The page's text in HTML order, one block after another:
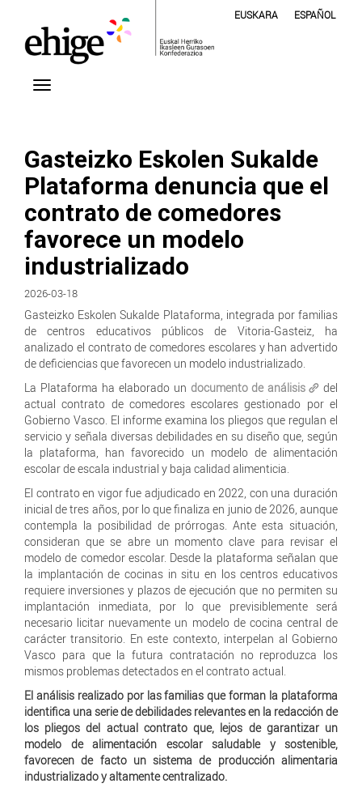
EUSKARA ESPAÑOL
Gasteizko Eskolen Sukalde
Plataforma denuncia que el
contrato de comedores
favorece un modelo
industrializado
2026-03-18
Gasteizko Eskolen Sukalde Plataforma, integrada por familias
de centros educativos públicos de Vitoria-Gasteiz, ha
analizado el contrato de comedores escolares y han advertido
de deficiencias que favorecen un modelo industrializado.
La Plataforma ha elaborado un documento de análisis
del
actual contrato de comedores escolares gestionado por el
Gobierno Vasco. El informe examina los pliegos que regulan el
servicio y señala diversas debilidades en su diseño que, según
la plataforma, han favorecido un modelo de alimentación
escolar de escala industrial y baja calidad alimenticia.
El contrato en vigor fue adjudicado en 2022, con una duración
inicial de tres años, por lo que finaliza en junio de 2026, aunque
contempla la posibilidad de prórrogas. Ante esta situación,
consideran que se abre un momento clave para revisar el
modelo de comedor escolar. Desde la plataforma señalan que
la implantación de cocinas in situ en los centros educativos
requiere inversiones y plazos de ejecución que no permiten su
implantación inmediata, por lo que previsiblemente será
necesario licitar nuevamente un modelo de cocina central de
carácter transitorio. En este contexto, interpelan al Gobierno
Vasco para que la futura contratación no reproduzca los
mismos problemas detectados en el contrato actual.
El análisis realizado por las familias que forman la plataforma
identifica una serie de debilidades relevantes en la redacción de
los pliegos del actual contrato que, lejos de garantizar un
modelo de alimentación escolar saludable y sostenible,
favorecen de facto un sistema de producción alimentaria
industrializado y altamente centralizado.